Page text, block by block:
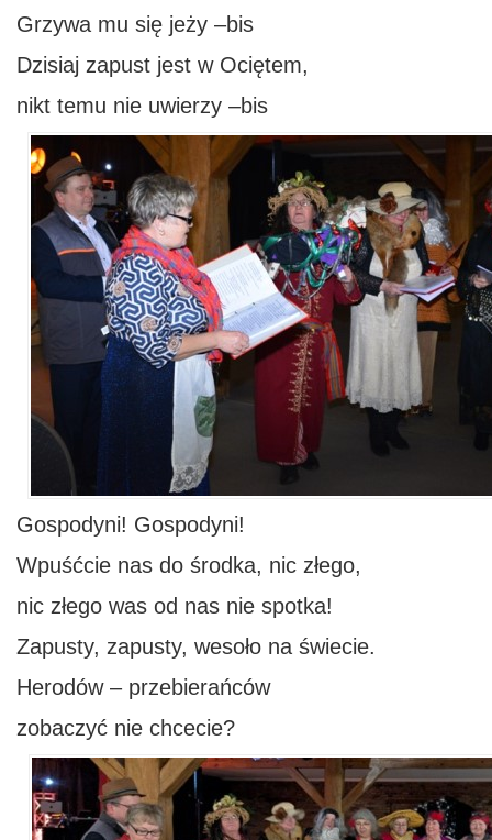
Grzywa mu się jeży –bis
Dzisiaj zapust jest w Ociętem,
nikt temu nie uwierzy –bis
Gospodyni! Gospodyni!
Wpuśćcie nas do środka, nic złego,
nic złego was od nas nie spotka!
Zapusty, zapusty, wesoło na świecie.
Herodów – przebierańców
zobaczyć nie chcecie?